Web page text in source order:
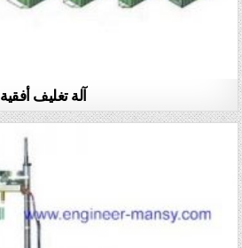
آلة تغليف أفقية